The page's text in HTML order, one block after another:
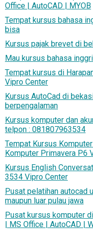
Office | AutoCAD | MYOB
Tempat kursus bahasa
bisa
Kursus pajak brevet di
Mau kursus bahasa
Tempat kursus di
Vipro Center
Kursus AutoCad di
berpengalaman
Kursus komputer dan
telpon : 081807963534
Tempat Kursus
Komputer Primavera P6
Kursus English
3534 Vipro Center
Pusat pelatihan autocad
maupun luar pulau jawa
Pusat kursus komputer
| MS Office | AutoCAD |